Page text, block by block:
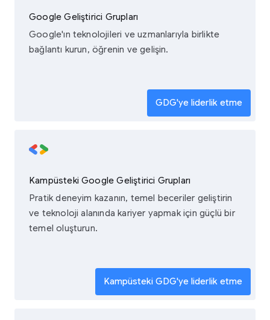
Google Geliştirici Grupları
Google'ın teknolojileri ve uzmanlarıyla birlikte
bağlantı kurun, öğrenin ve gelişin.
GDG'ye liderlik etme
Kampüsteki Google Geliştirici Grupları
Pratik deneyim kazanın, temel beceriler geliştirin
ve teknoloji alanında kariyer yapmak için güçlü bir
temel oluşturun.
Kampüsteki GDG'ye liderlik etme